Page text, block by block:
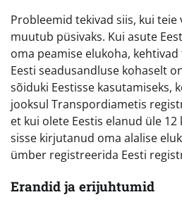
Probleemid tekivad siis, kui teie
muutub püsivaks. Kui asute
oma peamise elukoha,
Eesti seadusandluse kohaselt
sõiduki Eestisse kasutamiseks,
jooksul Transpordiametis
et kui olete Eestis elanud üle
sisse kirjutanud oma alalise
ümber registreerida Eesti
Erandid ja erijuhtumid